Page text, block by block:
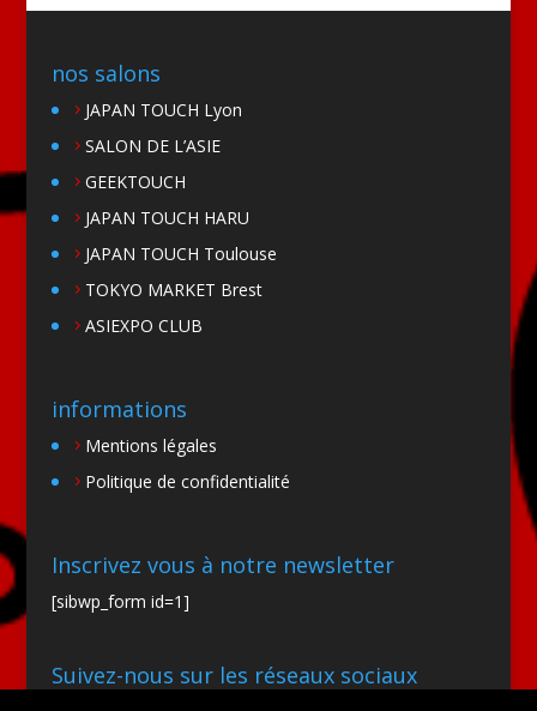
nos salons
JAPAN TOUCH Lyon
SALON DE L’ASIE
GEEKTOUCH
JAPAN TOUCH HARU
JAPAN TOUCH Toulouse
TOKYO MARKET Brest
ASIEXPO CLUB
informations
Mentions légales
Politique de confidentialité
Inscrivez vous à notre newsletter
[sibwp_form id=1]
Suivez-nous sur les réseaux sociaux